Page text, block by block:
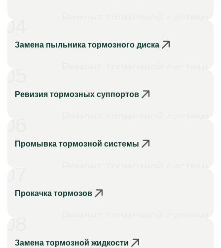
Замена пыльника тормозного диска
Ревизия тормозных суппортов
Промывка тормозной системы
Прокачка тормозов
Замена тормозной жидкости